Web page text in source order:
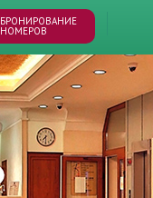
БРОНИРОВАНИЕ
НОМЕРОВ